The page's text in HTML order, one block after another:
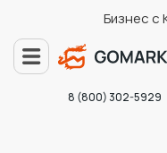
Бизнес с
8 (800) 302-5929